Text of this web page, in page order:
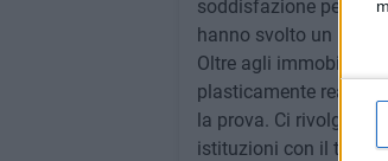
soddisfazione per le
hanno svolto un
Oltre agli immobili di
plasticamente
la prova. Ci
istituzioni con il terzo